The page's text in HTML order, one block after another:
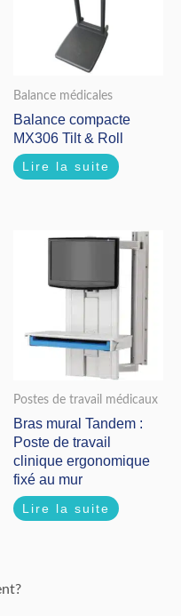
Balance médicales
Balance compacte
MX306 Tilt & Roll
Lire la suite
Postes de travail médicaux
Bras mural Tandem :
Poste de travail
clinique ergonomique
fixé au mur
Lire la suite